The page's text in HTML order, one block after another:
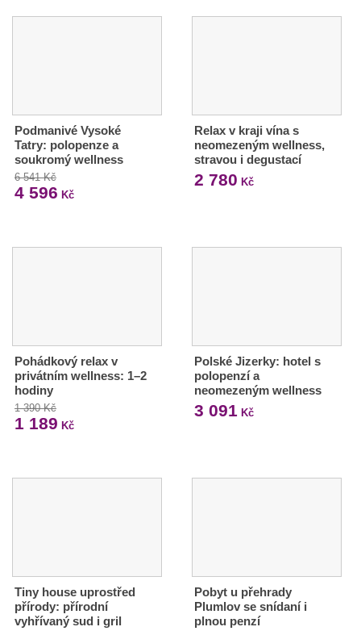
Podmanivé Vysoké
Tatry: polopenze a
soukromý wellness
6 541 Kč
4 596 Kč
Relax v kraji vína s
neomezeným wellness,
stravou i degustací
2 780 Kč
Pohádkový relax v
privátním wellness: 1–2
hodiny
1 390 Kč
1 189 Kč
Polské Jizerky: hotel s
polopenzí a
neomezeným wellness
3 091 Kč
Tiny house uprostřed
přírody: přírodní
vyhřívaný sud i gril
Pobyt u přehrady
Plumlov se snídaní i
plnou penzí